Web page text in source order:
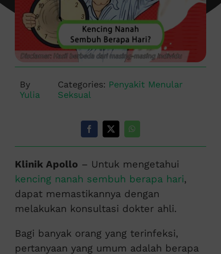
By
Yulia
Categories: Penyakit Menular
Seksual
Klinik Apollo – Untuk mengetahui
kencing nanah sembuh berapa hari,
dapat memastikannya dengan
melakukan konsultasi dokter ahli.
Bagi banyak orang yang terinfeksi,
pertanyaan yang umum adalah berapa